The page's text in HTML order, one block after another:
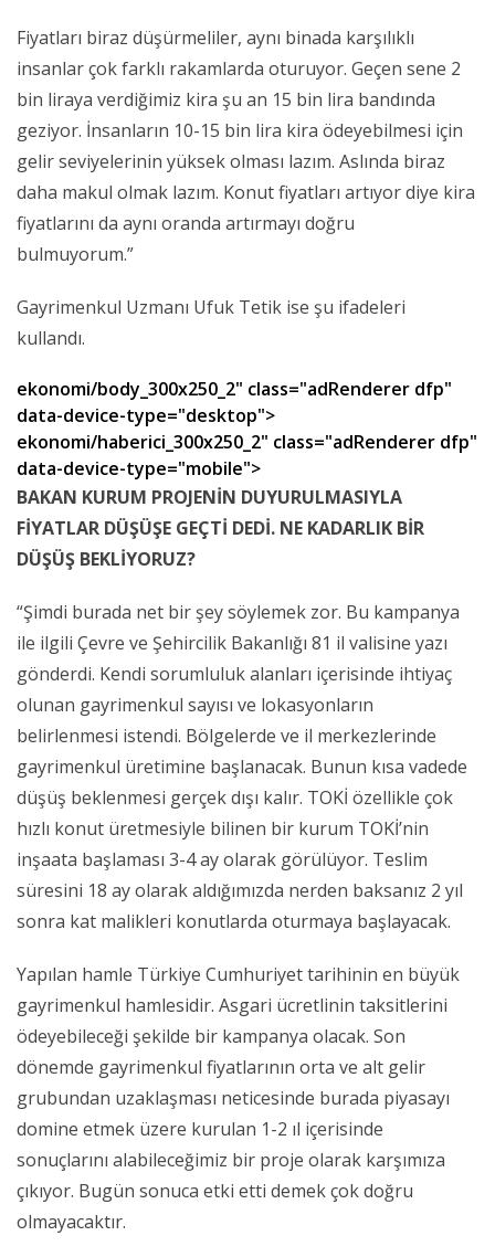
Fiyatları biraz düşürmeliler, aynı binada karşılıklı
insanlar çok farklı rakamlarda oturuyor. Geçen sene 2
bin liraya verdiğimiz kira şu an 15 bin lira bandında
geziyor. İnsanların 10-15 bin lira kira ödeyebilmesi için
gelir seviyelerinin yüksek olması lazım. Aslında biraz
daha makul olmak lazım. Konut fiyatları artıyor diye kira
fiyatlarını da aynı oranda artırmayı doğru
bulmuyorum.”
Gayrimenkul Uzmanı Ufuk Tetik ise şu ifadeleri
kullandı.
ekonomi/body_300x250_2" class="adRenderer dfp"
data-device-type="desktop">
ekonomi/haberici_300x250_2" class="adRenderer dfp"
data-device-type="mobile">
BAKAN KURUM PROJENİN DUYURULMASIYLA
FİYATLAR DÜŞÜŞE GEÇTİ DEDİ. NE KADARLIK BİR
DÜŞÜŞ BEKLİYORUZ?
“Şimdi burada net bir şey söylemek zor. Bu kampanya
ile ilgili Çevre ve Şehircilik Bakanlığı 81 il valisine yazı
gönderdi. Kendi sorumluluk alanları içerisinde ihtiyaç
olunan gayrimenkul sayısı ve lokasyonların
belirlenmesi istendi. Bölgelerde ve il merkezlerinde
gayrimenkul üretimine başlanacak. Bunun kısa vadede
düşüş beklenmesi gerçek dışı kalır. TOKİ özellikle çok
hızlı konut üretmesiyle bilinen bir kurum TOKİ’nin
inşaata başlaması 3-4 ay olarak görülüyor. Teslim
süresini 18 ay olarak aldığımızda nerden baksanız 2 yıl
sonra kat malikleri konutlarda oturmaya başlayacak.
Yapılan hamle Türkiye Cumhuriyet tarihinin en büyük
gayrimenkul hamlesidir. Asgari ücretlinin taksitlerini
ödeyebileceği şekilde bir kampanya olacak. Son
dönemde gayrimenkul fiyatlarının orta ve alt gelir
grubundan uzaklaşması neticesinde burada piyasayı
domine etmek üzere kurulan 1-2 ıl içerisinde
sonuçlarını alabileceğimiz bir proje olarak karşımıza
çıkıyor. Bugün sonuca etki etti demek çok doğru
olmayacaktır.